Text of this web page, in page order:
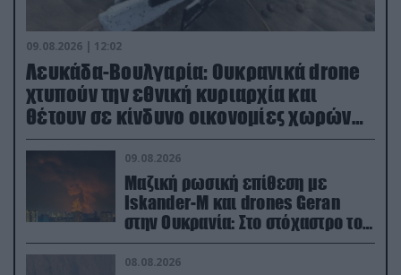
09.08.2026 | 12:02
Λευκάδα-Βουλγαρία: Ουκρανικά drone
χτυπούν την εθνική κυριαρχία και
θέτουν σε κίνδυνο οικονομίες χωρών
του ΝΑΤΟ
09.08.2026
Μαζική ρωσική επίθεση με
Iskander-M και drones Geran
στην Ουκρανία: Στο στόχαστρο το
εργοστάσιο των Flamingo
08.08.2026